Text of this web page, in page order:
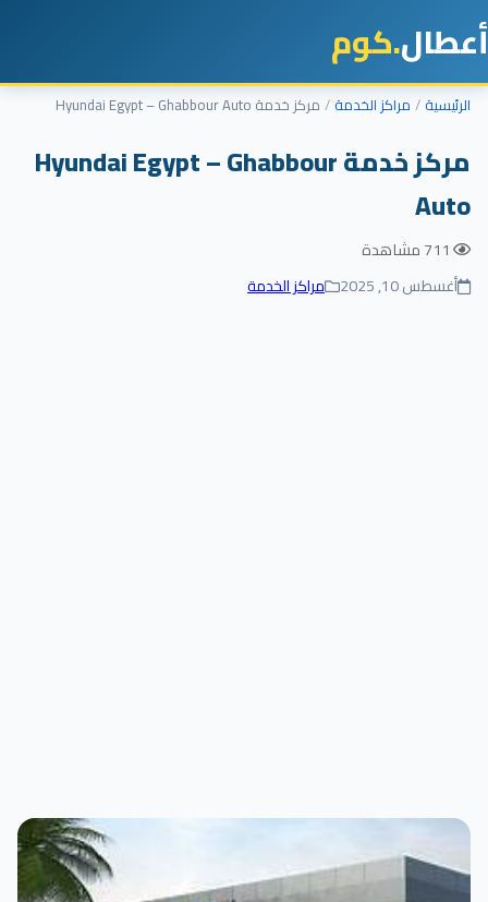
أعطال.كوم
الرئيسية مراكز الخدمة مركز خدمة Hyundai Egypt – Ghabbour Auto
مركز خدمة Hyundai Egypt – Ghabbour
Auto
أغسطس 10, 2025 مراكز الخدمة